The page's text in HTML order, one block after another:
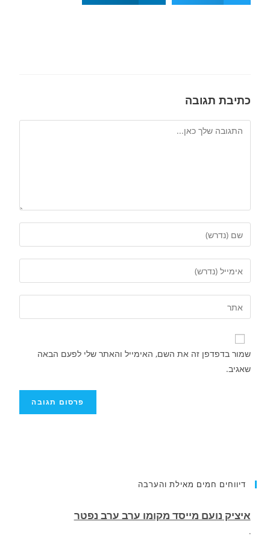
כתיבת תגובה
שמור בדפדפן זה את השם, האימייל והאתר שלי לפעם הבאה
שאגיב.
דיווחים חמים מאילת והערבה
הותר לפרסום שמו של חלל צה"ל שנפל בלבנון.